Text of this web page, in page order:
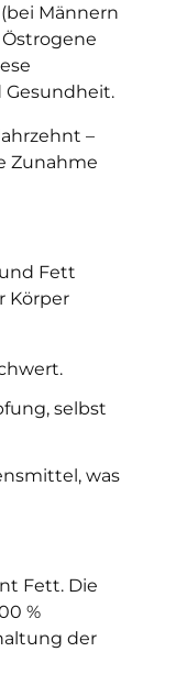
Männern
–
Zunahme
Fett
Körper
selbst
was
Fett. Die
%
der